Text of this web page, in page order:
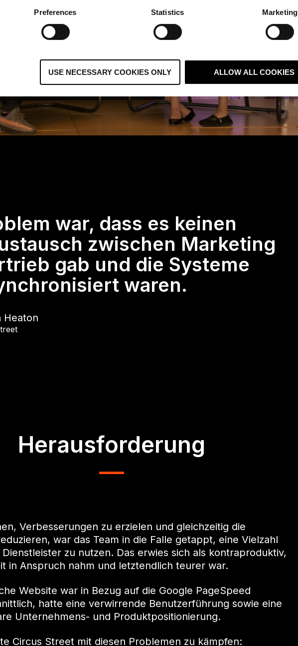
Preferences Statistics Marketing
USE NECESSARY COOKIES ONLY ALLOW ALL COOKIES
war, dass es keinen
zwischen Marketing
gab und die Systeme
waren.
Heaton
Herausforderung
Verbesserungen zu erzielen und gleichzeitig die
war das Team in die Falle getappt, eine Vielzahl
zu nutzen. Das erwies sich als kontraproduktiv,
in Anspruch nahm und letztendlich teurer war.
Website war in Bezug auf die Google PageSpeed
hatte eine verwirrende Benutzerführung sowie eine
Unternehmens- und Produktpositionierung.
Circus Street mit diesen Problemen zu kämpfen: